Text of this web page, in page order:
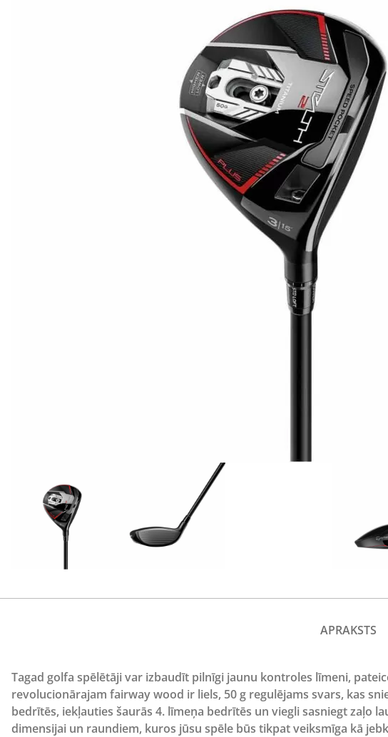
APRAKSTS
Tagad golfa spēlētāji var izbaudīt pilnīgi jaunu kontroles līmeni,
revolucionārajam fairway wood ir liels, 50 g regulējams svars, kas
bedrītēs, iekļauties šaurās 4. līmeņa bedrītēs un viegli sasniegt zaļo
dimensijai un raundiem, kuros jūsu spēle būs tikpat veiksmīga kā